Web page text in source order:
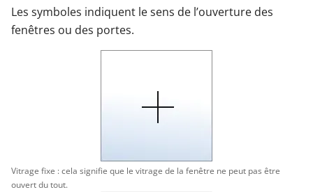
Les symboles indiquent le sens de l’ouverture des
fenêtres ou des portes.
Vitrage fixe : cela signifie que le vitrage de la fenêtre ne peut pas être
ouvert du tout.